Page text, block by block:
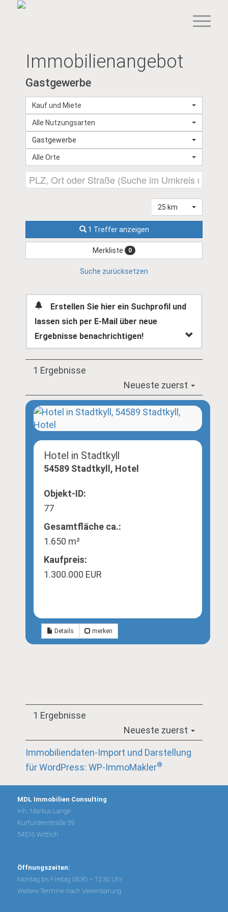
Immobilien­angebot
Gastgewerbe
Kauf und Miete
Alle Nutzungsarten
Gastgewerbe
Alle Orte
25 km
1 Treffer anzeigen
Merkliste 0
Suche zurücksetzen
Erstellen Sie hier ein Suchprofil und
lassen sich per E-Mail über neue
Ergebnisse benachrichtigen!
1 Ergebnisse
Neueste zuerst
Hotel in Stadtkyll
54589 Stadtkyll, Hotel
Objekt-ID:
77
Gesamtfläche ca.:
1.650 m²
Kaufpreis:
1.300.000 EUR
Details merken
1 Ergebnisse
Neueste zuerst
Immobiliendaten-Import und Darstellung
für WordPress: WP-ImmoMakler®
MDL Immobilien Consulting
Inh. Markus Lange
Kurfürstenstraße 59
54516 Wittlich
Öffnungszeiten:
Montag bis Freitag 08:30 – 12:30 Uhr
Weitere Termine nach Vereinbarung